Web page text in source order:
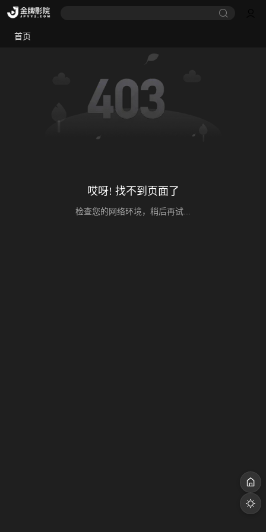
首页
哎呀! 找不到页面了
检查您的网络环境，稍后再试...